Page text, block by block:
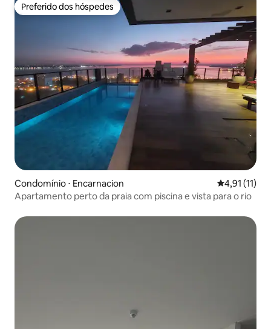
Preferido dos hóspedes
Preferido dos hóspedes
Condomínio ⋅ Encarnacion 4,91 de uma
4,91 (11)
Apartamento perto da praia com piscina e vista para o rio